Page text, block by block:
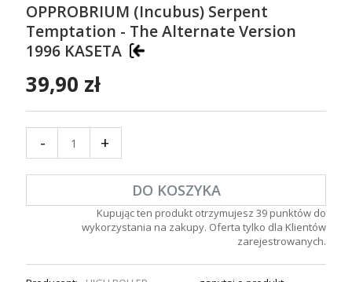
OPPROBRIUM (Incubus) Serpent
Temptation - The Alternate Version
1996 KASETA
39,90 zł
- +
DO KOSZYKA
Kupując ten produkt otrzymujesz 39 punktów do
wykorzystania na zakupy. Oferta tylko dla Klientów
zarejestrowanych.